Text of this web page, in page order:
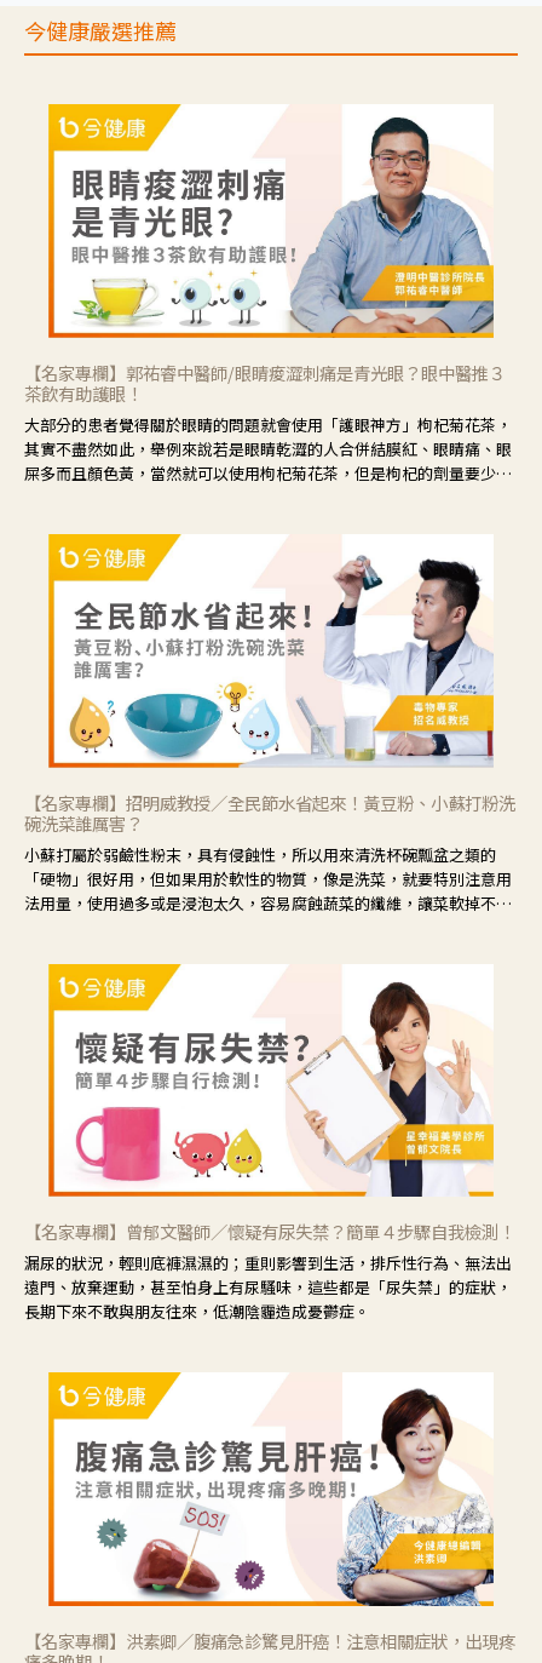
今健康嚴選推薦
【名家專欄】郭祐睿中醫師/眼睛痠澀刺痛是青光眼？眼中醫推３
茶飲有助護眼！
大部分的患者覺得關於眼睛的問題就會使用「護眼神方」枸杞菊花茶，
其實不盡然如此，舉例來說若是眼睛乾澀的人合併結膜紅、眼睛痛、眼
屎多而且顏色黃，當然就可以使用枸杞菊花茶，但是枸杞的劑量要少，
候就要使用菊花、金銀花來治療；假如單純的眼睛乾澀，結膜沒有紅，
眼睛周圍沒有眼屎，這種情況是屬於「陰虛」，就可以使用枸杞、蓮
藕、麥門冬、山藥等比較滋潤的藥材，效果就更顯著。
【名家專欄】招明威教授／全民節水省起來！黃豆粉、小蘇打粉洗
碗洗菜誰厲害？
小蘇打屬於弱鹼性粉末，具有侵蝕性，所以用來清洗杯碗瓢盆之類的
「硬物」很好用，但如果用於軟性的物質，像是洗菜，就要特別注意用
法用量，使用過多或是浸泡太久，容易腐蝕蔬菜的纖維，讓菜軟掉不清
【名家專欄】曾郁文醫師／懷疑有尿失禁？簡單４步驟自我檢測！
漏尿的狀況，輕則底褲濕濕的；重則影響到生活，排斥性行為、無法出
遠門、放棄運動，甚至怕身上有尿騷味，這些都是「尿失禁」的症狀，
長期下來不敢與朋友往來，低潮陰霾造成憂鬱症。
【名家專欄】洪素卿／腹痛急診驚見肝癌！注意相關症狀，出現疼